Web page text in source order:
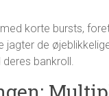
med korte bursts,
jagter de
bankroll.